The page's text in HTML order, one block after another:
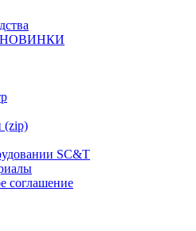
(zip)
SC&T
соглашение